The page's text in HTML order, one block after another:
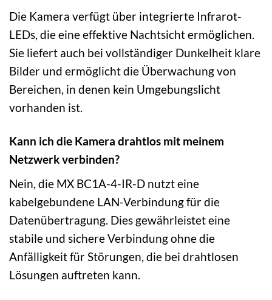
Die Kamera verfügt über integrierte Infrarot-
LEDs, die eine effektive Nachtsicht ermöglichen.
Sie liefert auch bei vollständiger Dunkelheit klare
Bilder und ermöglicht die Überwachung von
Bereichen, in denen kein Umgebungslicht
vorhanden ist.
Kann ich die Kamera drahtlos mit meinem
Netzwerk verbinden?
Nein, die MX BC1A-4-IR-D nutzt eine
kabelgebundene LAN-Verbindung für die
Datenübertragung. Dies gewährleistet eine
stabile und sichere Verbindung ohne die
Anfälligkeit für Störungen, die bei drahtlosen
Lösungen auftreten kann.